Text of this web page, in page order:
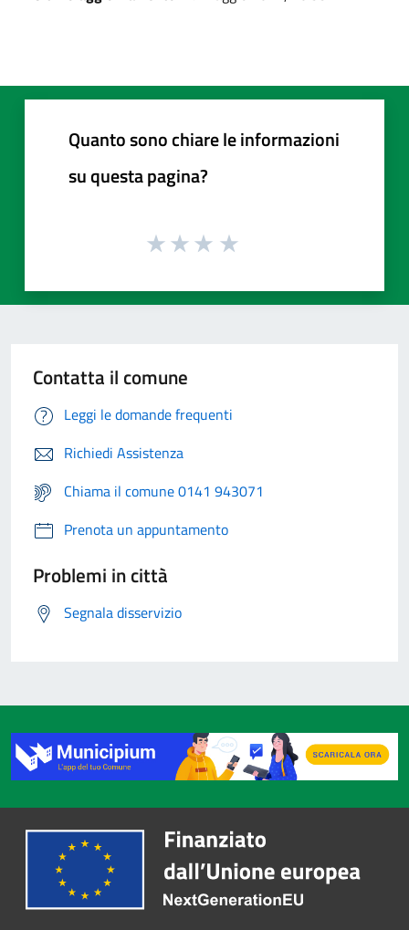
Quanto sono chiare le informazioni
su questa pagina?
Contatta il comune
Leggi le domande frequenti
Richiedi Assistenza
Chiama il comune 0141 943071
Prenota un appuntamento
Problemi in città
Segnala disservizio